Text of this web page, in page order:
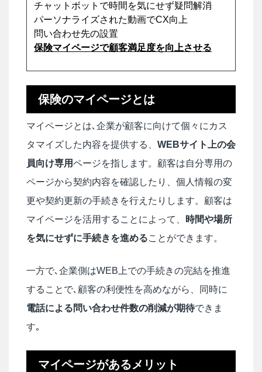
チャットボットで時間を気にせず疑問解消
パーソナライズされた動画でCX向上
問い合わせ先の設置
保険マイページで顧客満足度を向上させる
保険のマイページとは
マイページとは､企業が顧客に向けて個々にカス
タマイズした内容を提供する、 WEBサイト上の会
員向け専用ページを指します。顧客は自分専用の
ページから契約内容を確認したり、個人情報の変
更や契約更新の手続きを行えたりします。顧客は
マイページを活用することによって、
時間や場所
を気にせずに手続きを進めることができます。
一方で､企業側はWEB上での手続きの完結を推進
することで､顧客の利便性を高めながら、同時に
電話による問い合わせ件数の削減が期待できま
す｡
マイページがあるメリット